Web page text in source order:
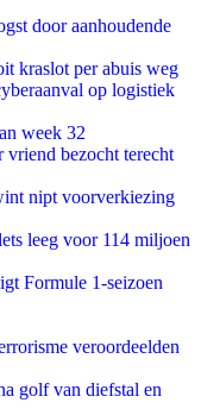
door aanhoudende
kraslot per abuis weg
op logistiek
week 32
vriend bezocht terecht
nipt voorverkiezing
leeg voor 114 miljoen
Formule 1-seizoen
veroordeelden
golf van diefstal en